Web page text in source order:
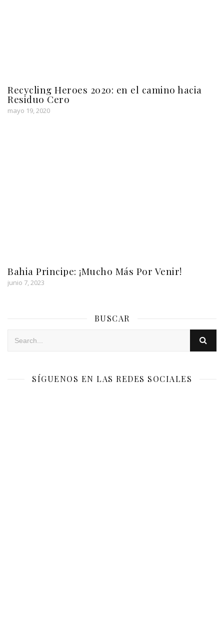
Recycling Heroes 2020: en el camino hacia
Residuo Cero
mayo 19, 2020
Bahia Principe: ¡Mucho Más Por Venir!
junio 7, 2023
BUSCAR
SÍGUENOS EN LAS REDES SOCIALES